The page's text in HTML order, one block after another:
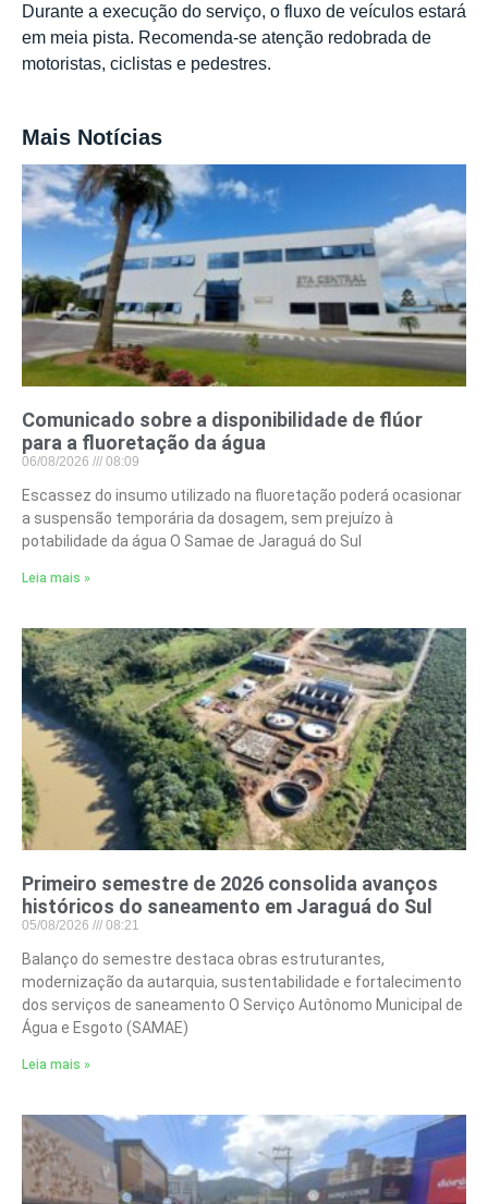
Durante a execução do serviço, o fluxo de veículos estará
em meia pista. Recomenda-se atenção redobrada de
motoristas, ciclistas e pedestres.
Mais Notícias
Comunicado sobre a disponibilidade de flúor
para a fluoretação da água
06/08/2026 08:09
Escassez do insumo utilizado na fluoretação poderá ocasionar
a suspensão temporária da dosagem, sem prejuízo à
potabilidade da água O Samae de Jaraguá do Sul
Leia mais »
Primeiro semestre de 2026 consolida avanços
históricos do saneamento em Jaraguá do Sul
05/08/2026 08:21
Balanço do semestre destaca obras estruturantes,
modernização da autarquia, sustentabilidade e fortalecimento
dos serviços de saneamento O Serviço Autônomo Municipal de
Água e Esgoto (SAMAE)
Leia mais »